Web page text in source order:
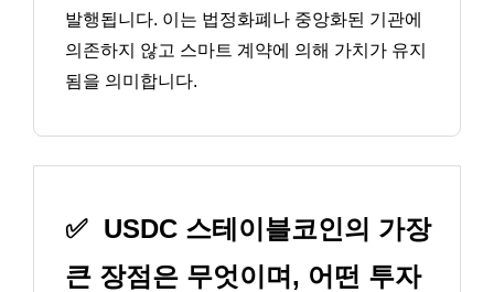
발행됩니다. 이는 법정화폐나 중앙화된 기관에
의존하지 않고 스마트 계약에 의해 가치가 유지
됨을 의미합니다.
✅ USDC 스테이블코인의 가장
큰 장점은 무엇이며, 어떤 투자